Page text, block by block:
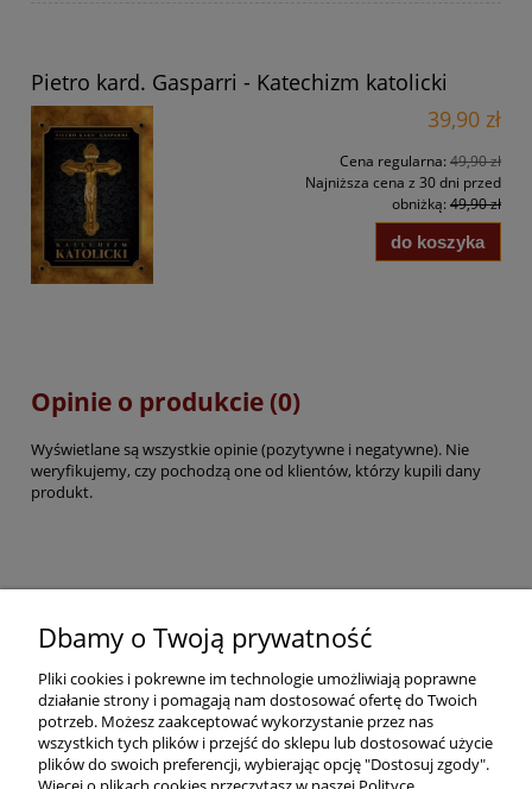
Pietro kard. Gasparri - Katechizm katolicki
39,90 zł
Cena regularna: 49,90 zł
Najniższa cena z 30 dni przed
obniżką: 49,90 zł
do koszyka
Opinie o produkcie (0)
Wyświetlane są wszystkie opinie (pozytywne i negatywne). Nie
weryfikujemy, czy pochodzą one od klientów, którzy kupili dany
produkt.
Pomoc
Dostawa
Moje konto
Dbamy o Twoją prywatność
Pliki cookies i pokrewne im technologie umożliwiają poprawne
działanie strony i pomagają nam dostosować ofertę do Twoich
potrzeb. Możesz zaakceptować wykorzystanie przez nas
wszystkich tych plików i przejść do sklepu lub dostosować użycie
plików do swoich preferencji, wybierając opcję "Dostosuj zgody".